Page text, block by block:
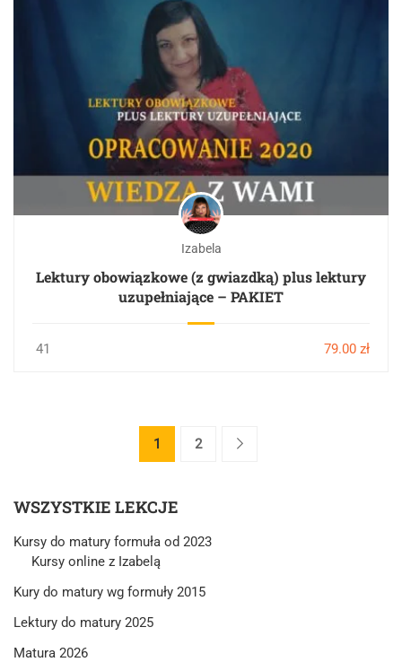
Izabela
Lektury obowiązkowe (z gwiazdką) plus lektury
uzupełniające – PAKIET
41 79.00 zł
1 2
WSZYSTKIE LEKCJE
Kursy do matury formuła od 2023
Kursy online z Izabelą
Kury do matury wg formuły 2015
Lektury do matury 2025
Matura 2026